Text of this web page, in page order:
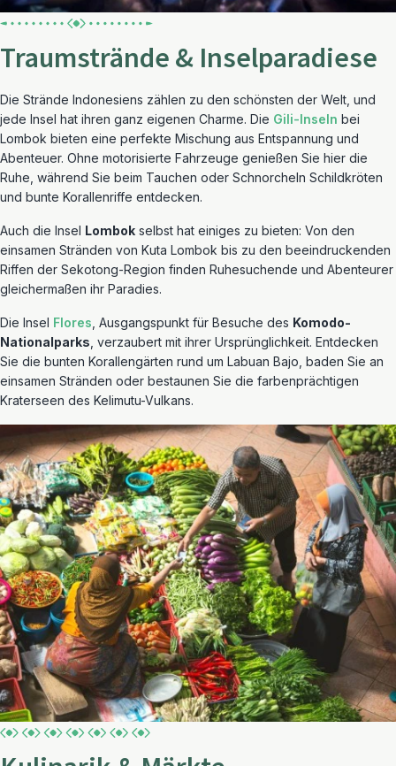
Traumstrände & Inselparadiese
Die Strände Indonesiens zählen zu den schönsten der Welt, und
jede Insel hat ihren ganz eigenen Charme. Die Gili-Inseln bei
Lombok bieten eine perfekte Mischung aus Entspannung und
Abenteuer. Ohne motorisierte Fahrzeuge genießen Sie hier die
Ruhe, während Sie beim Tauchen oder Schnorcheln Schildkröten
und bunte Korallenriffe entdecken.
Auch die Insel Lombok selbst hat einiges zu bieten: Von den
einsamen Stränden von Kuta Lombok bis zu den beeindruckenden
Riffen der Sekotong-Region finden Ruhesuchende und Abenteurer
gleichermaßen ihr Paradies.
Die Insel Flores , Ausgangspunkt für Besuche des Komodo-
Nationalparks , verzaubert mit ihrer Ursprünglichkeit. Entdecken
Sie die bunten Korallengärten rund um Labuan Bajo, baden Sie an
einsamen Stränden oder bestaunen Sie die farbenprächtigen
Kraterseen des Kelimutu-Vulkans.